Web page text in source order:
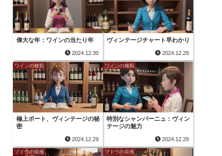
偉大な年：ワインの当たり年
2024.12.30
ヴィンテージチャート早わかり
2024.12.29
ワインの種類
極上ポート、ヴィンテージの秘
密
2024.12.29
ワインの種類
特別なシャンパーニュ：ヴィン
テージの魅力
2024.12.29
ブドウの収穫 ブドウの収穫